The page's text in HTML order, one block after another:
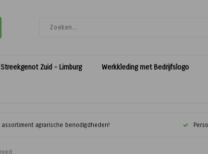
Streekgenot Zuid - Limburg Werkkleding met Bedrijfslogo
assortiment agrarische benodigdheden!